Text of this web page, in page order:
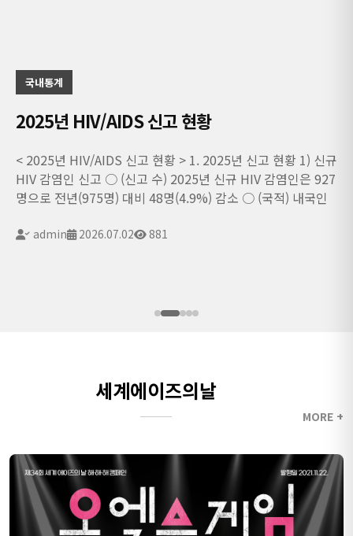
국내통계
2025년 HIV/AIDS 신고 현황
< 2025년 HIV/AIDS 신고 현황 > 1. 2025년 신고 현황 1) 신규
HIV 감염인 신고 ○ (신고 수) 2025년 신규 HIV 감염인은 927
명으로 전년(975명) 대비 48명(4.9%) 감소 ○ (국적) 내국인
년 (26.7%) 대비 증가 ○ (성별) 남자 822명(88.7%), 여자
admin 2026.07.02 881
세계에이즈의날
MORE +